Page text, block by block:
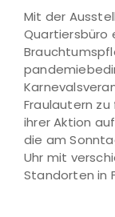
Mit der
Quartiersbüro
Fraulautern
ihrer Aktion
die am
Uhr mit
Standorten in